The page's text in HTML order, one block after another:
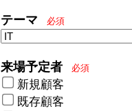
テーマ 必須
来場予定者 必須
新規顧客
既存顧客